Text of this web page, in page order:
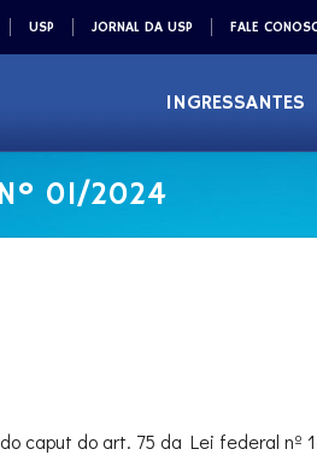
USP JORNAL DA USP FALE
INGRESSANTES
Nº 01/2024
caput do art. 75 da Lei federal nº